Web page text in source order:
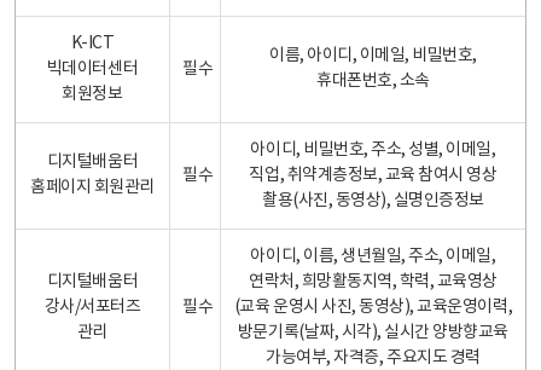
K-ICT
빅데이터센터
회원정보
필수
이름, 아이디, 이메일, 비밀번호,
휴대폰번호, 소속
디지털배움터
홈페이지 회원관리
필수
아이디, 비밀번호, 주소, 성별, 이메일,
직업, 취약계층정보, 교육 참여시 영상
촬용(사진, 동영상), 실명인증정보
디지털배움터
강사/서포터즈
관리
필수
아이디, 이름, 생년월일, 주소, 이메일,
연락처, 희망활동지역, 학력, 교육영상
(교육 운영시 사진, 동영상), 교육운영이력,
방문기록(날짜, 시각), 실시간 양방향교육
가능여부, 자격증, 주요지도 경력